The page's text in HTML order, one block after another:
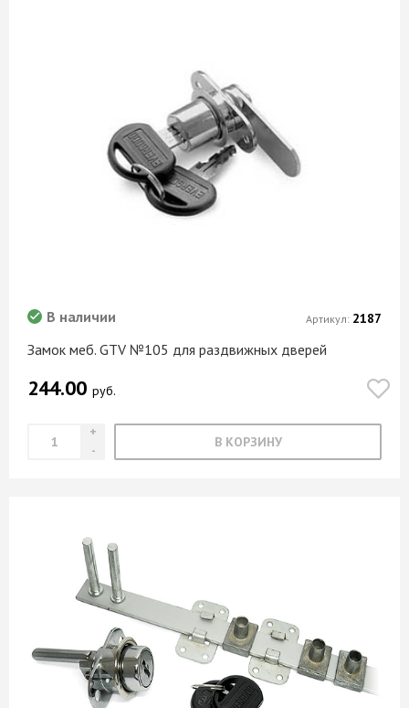
Замок меб. GTV №105 для раздвижных дверей
В наличии
244.00 руб.
В КОРЗИНУ
Артикул: 2187